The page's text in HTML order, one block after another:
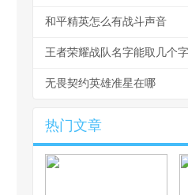
和平精英怎么有战斗声音
无畏契约英雄准星在哪
热门文章